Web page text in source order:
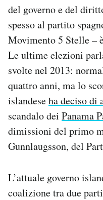
AREA PERSONALE
Area Personale
Newsletter
Notifiche mobile
Hai bisogno di aiuto?
Esci
del governo e del
spesso al partito
Movimento 5 Stelle –
Le ultime elezioni
svolte nel 2013:
quattro anni, ma lo
islandeseha deciso di
scandalo dei Panama
dimissioni del primo
Gunnlaugsson, del
L’attuale governo
coalizione tra due